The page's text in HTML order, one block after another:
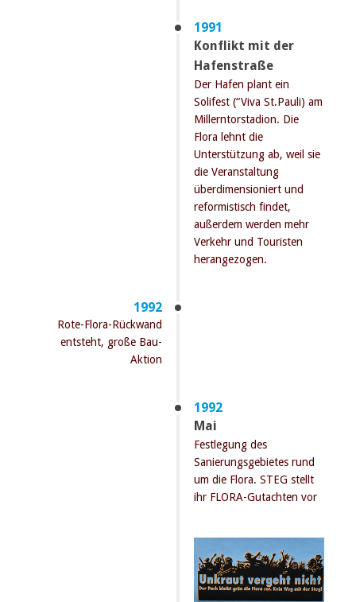
1991
Konflikt mit der
Hafenstraße
Der Hafen plant ein
Solifest (“Viva St.Pauli) am
Millerntorstadion. Die
Flora lehnt die
Unterstützung ab, weil sie
die Veranstaltung
überdimensioniert und
reformistisch findet,
außerdem werden mehr
Verkehr und Touristen
herangezogen.
1992
Rote-Flora-Rückwand
entsteht, große Bau-
Aktion
1992
Mai
Festlegung des
Sanierungsgebietes rund
um die Flora. STEG stellt
ihr FLORA-Gutachten vor